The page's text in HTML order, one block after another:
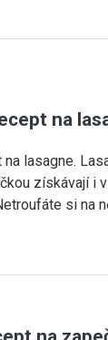
na
lasagne.
získávají i
si na